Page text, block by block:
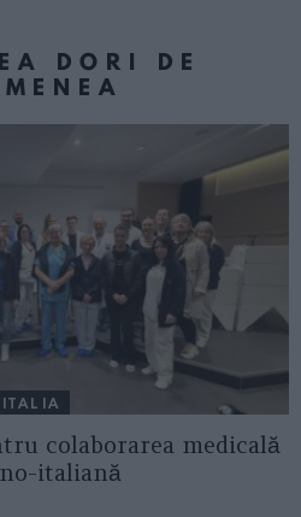
DORI DE
ITALIA
colaborarea medicală
italiană